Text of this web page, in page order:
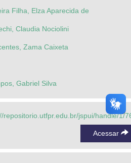
Filha, Elza Aparecida de
Claudia Nociolini
Zama Caixeta
Gabriel Silva
repositorio.utfpr.edu.br/jspui/handle/1/
Acessar